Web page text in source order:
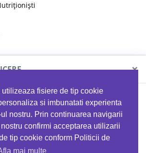
utilizeaza fisiere de tip cookie
si imbunatati experienta
nostru. Prin continuarea navigarii
confirmi acceptarea utilizarii
tip cookie conform Politicii de
mai multe
×
la orice comandă folosind codul
EATTRACK